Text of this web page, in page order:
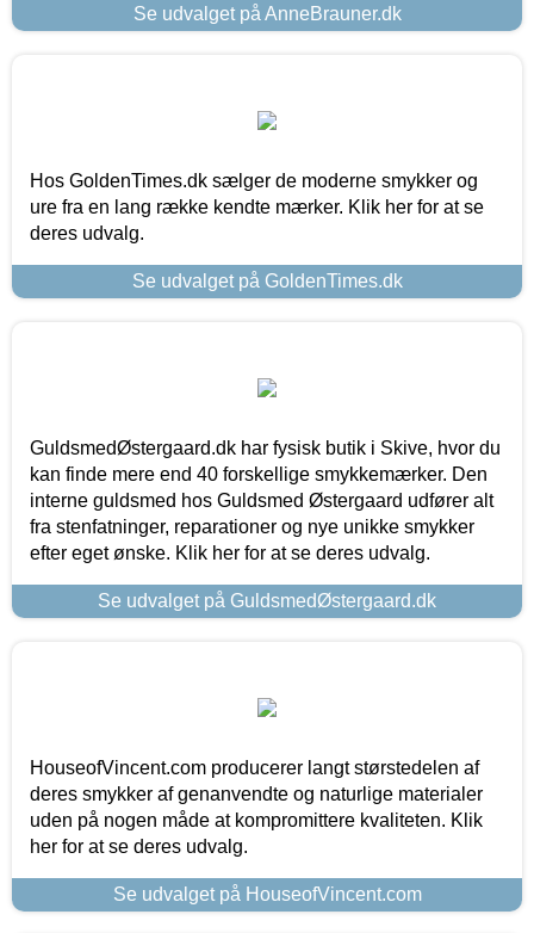
Se udvalget på AnneBrauner.dk
Hos GoldenTimes.dk sælger de moderne smykker og
ure fra en lang række kendte mærker. Klik her for at se
deres udvalg.
Se udvalget på GoldenTimes.dk
GuldsmedØstergaard.dk har fysisk butik i Skive, hvor du
kan finde mere end 40 forskellige smykkemærker. Den
interne guldsmed hos Guldsmed Østergaard udfører alt
fra stenfatninger, reparationer og nye unikke smykker
efter eget ønske. Klik her for at se deres udvalg.
Se udvalget på GuldsmedØstergaard.dk
HouseofVincent.com producerer langt størstedelen af
deres smykker af genanvendte og naturlige materialer
uden på nogen måde at kompromittere kvaliteten. Klik
her for at se deres udvalg.
Se udvalget på HouseofVincent.com